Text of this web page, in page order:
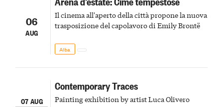
06
AUG
Il cinema all'aperto della città propone la nuova
trasposizione del capolavoro di Emily Brontë
Alba
07 AUG
Contemporary Traces
Painting exhibition by artist Luca Olivero